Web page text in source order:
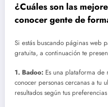
¿Cuáles son las
conocer gente de
Si estás buscando páginas web
gratuita, a continuación te
1. Badoo: Es una plataforma
conocer personas cercanas a tu
resultados según tus